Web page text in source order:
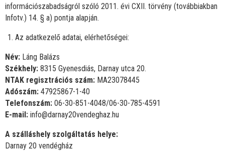
információszabadságról szóló 2011. évi CXII. törvény (továbbiakban
Infotv.) 14. § a) pontja alapján.
Az adatkezelő adatai, elérhetőségei:
Név: Láng Balázs
Székhely: 8315 Gyenesdiás, Darnay utca 20.
NTAK regisztrációs szám: MA23078445
Adószám: 47925867-1-40
Telefonszám: 06-30-851-4048/06-30-785-4591
E-mail: info@darnay20vendeghaz.hu
A szálláshely szolgáltatás helye:
Darnay 20 vendégház